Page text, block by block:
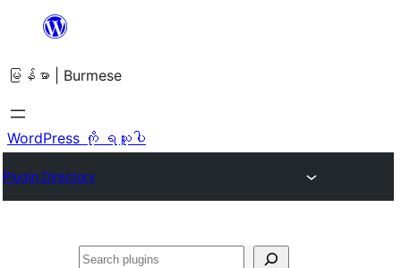
အကြောင်းအရာ
ကျော်သွား
ရန်
မြန်မာ | Burmese
WordPress ကို ရယူပါ
Plugin Directory
ရှာ